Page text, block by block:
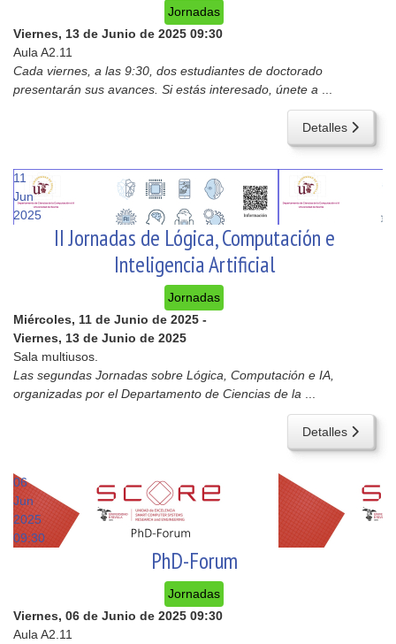
Jornadas
Viernes, 13 de Junio de 2025 09:30
Aula A2.11
Cada viernes, a las 9:30, dos estudiantes de doctorado
presentarán sus avances. Si estás interesado, únete a
Detalles
11
Jun
2025
II Jornadas de Lógica, Computación e
Inteligencia Artificial
Jornadas
Miércoles, 11 de Junio de 2025 -
Viernes, 13 de Junio de 2025
Sala multiusos.
Las segundas Jornadas sobre Lógica, Computación e IA,
organizadas por el Departamento de Ciencias de la
Detalles
06
Jun
2025
09:30
PhD-Forum
Jornadas
Viernes, 06 de Junio de 2025 09:30
Aula A2.11